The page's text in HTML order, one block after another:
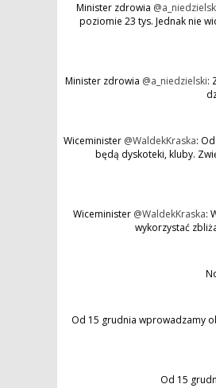
Minister zdrowia
poziomie 23 tys. Jednak nie
Minister zdrowia @a_niedzielski:
Wiceminister @WaldekKraska:
będą dyskoteki, kluby.
Wiceminister @WaldekKraska:
wykorzystać
Od 15 grudnia wprowadzamy
Od 15